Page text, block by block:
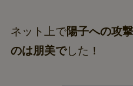
ネット上で陽子への攻
のは朋美でした！